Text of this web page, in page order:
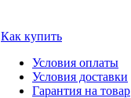
Как купить
Условия оплаты
Условия доставки
Гарантия на товар